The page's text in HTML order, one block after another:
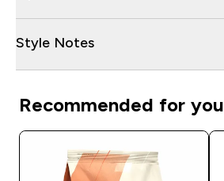
Style Notes
Recommended for you